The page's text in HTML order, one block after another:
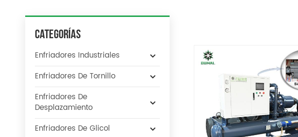
Categorías
Enfriadores Industriales
Enfriadores De Tornillo
Enfriadores De
Desplazamiento
Enfriadores De Glicol